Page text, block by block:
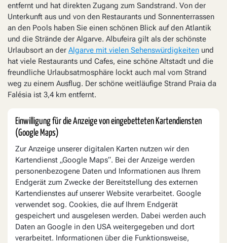
entfernt und hat direkten Zugang zum Sandstrand. Von der
Unterkunft aus und von den Restaurants und Sonnenterrassen
an den Pools haben Sie einen schönen Blick auf den Atlantik
und die Strände der Algarve. Albufeira gilt als der schönste
Urlaubsort an der Algarve mit vielen Sehenswürdigkeiten und
hat viele Restaurants und Cafes, eine schöne Altstadt und die
freundliche Urlaubsatmosphäre lockt auch mal vom Strand
weg zu einem Ausflug. Der schöne weitläufige Strand Praia da
Falésia ist 3,4 km entfernt.
Einwilligung für die Anzeige von eingebetteten Kartendiensten
(Google Maps)
Zur Anzeige unserer digitalen Karten nutzen wir den
Kartendienst „Google Maps“. Bei der Anzeige werden
personenbezogene Daten und Informationen aus Ihrem
Endgerät zum Zwecke der Bereitstellung des externen
Kartendienstes auf unserer Website verarbeitet. Google
verwendet sog. Cookies, die auf Ihrem Endgerät
gespeichert und ausgelesen werden. Dabei werden auch
Daten an Google in den USA weitergegeben und dort
verarbeitet. Informationen über die Funktionsweise,